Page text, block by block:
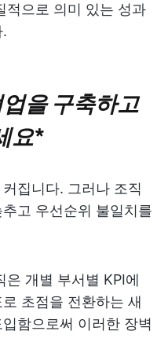
적으로 의미 있는 성과
을 구축하고
요*
집니다. 그러나 조직
고 우선순위 불일치를
은 개별 부서별 KPI에
초점을 전환하는 새
함으로써 이러한 장벽